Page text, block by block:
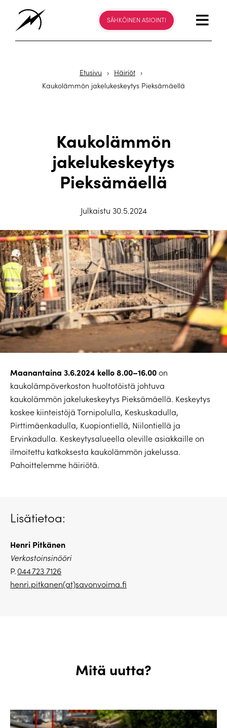
SÄHKÖINEN ASIOINTI
Etusivu › Häiriöt ›
Kaukolämmön jakelukeskeytys Pieksämäellä
Kaukolämmön
jakelukeskeytys
Pieksämäellä
Julkaistu 30.5.2024
Maanantaina 3.6.2024 kello 8.00–16.00on
kaukolämpöverkoston huoltotöistä johtuva
kaukolämmön jakelukeskeytys Pieksämäellä. Keskeytys
koskee kiinteistöjä Tornipolulla, Keskuskadulla,
Pirttimäenkadulla, Kuopiontiellä, Niilontiellä ja
Ervinkadulla. Keskeytysalueella oleville asiakkaille on
ilmoitettu katkoksesta kaukolämmön jakelussa.
Pahoittelemme häiriötä.
Lisätietoa:
Henri Pitkänen
Verkostoinsinööri
P.044 723 7126
henri.pitkanen(at)savonvoima.fi
Mitä uutta?